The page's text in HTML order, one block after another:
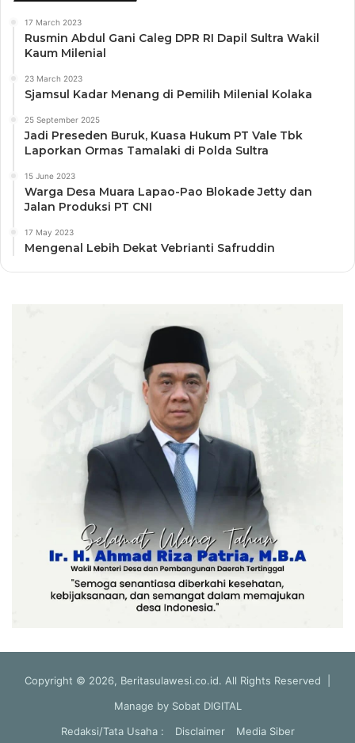
17 March 2023
Rusmin Abdul Gani Caleg DPR RI Dapil Sultra Wakil
Kaum Milenial
23 March 2023
Sjamsul Kadar Menang di Pemilih Milenial Kolaka
25 September 2025
Jadi Preseden Buruk, Kuasa Hukum PT Vale Tbk
Laporkan Ormas Tamalaki di Polda Sultra
15 June 2023
Warga Desa Muara Lapao-Pao Blokade Jetty dan
Jalan Produksi PT CNI
17 May 2023
Mengenal Lebih Dekat Vebrianti Safruddin
Copyright © 2026, Beritasulawesi.co.id. All Rights Reserved |
Manage by Sobat DIGITAL
Redaksi/Tata Usaha :
Disclaimer Media Siber